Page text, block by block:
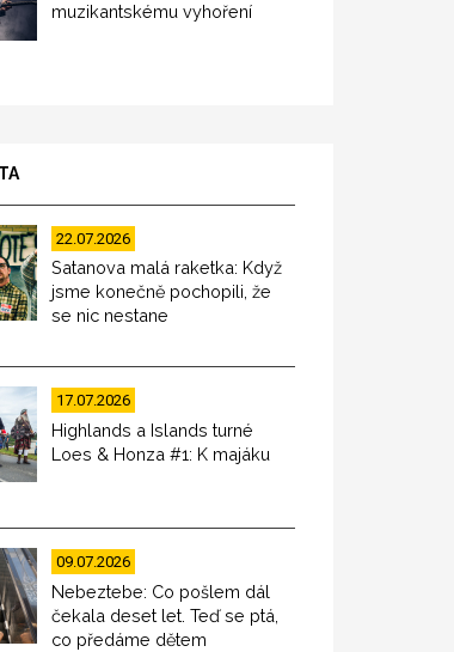
muzikantskému vyhoření
22.07.2026
Satanova malá raketka: Když
jsme konečně pochopili, že
se nic nestane
17.07.2026
Highlands a Islands turné
Loes & Honza #1: K majáku
09.07.2026
Nebeztebe: Co pošlem dál
čekala deset let. Teď se ptá,
co předáme dětem